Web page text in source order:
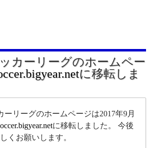
カーリーグのホームペー
に移転しま
リーグのホームページは2017年9月
に移転しました。 今後
くお願いします。